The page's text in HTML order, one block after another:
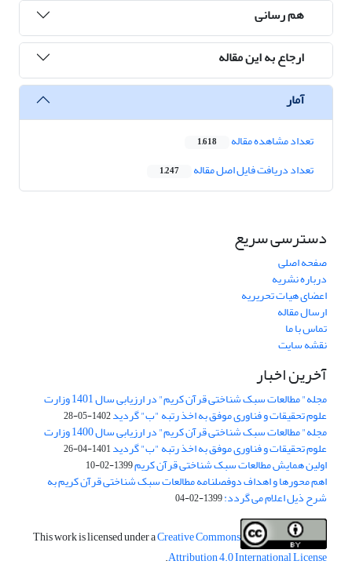
هم رسانی
ارجاع به این مقاله
آمار
تعداد مشاهده مقاله 1,618
تعداد دریافت فایل اصل مقاله 1,247
دسترسی سریع
صفحه اصلی
درباره نشریه
اعضای هیات تحریریه
ارسال مقاله
تماس با ما
نقشه سایت
آخرین اخبار
مجله" مطالعات سبک شناختی قرآن کریم" در ارزیابی سال 1401 وزارت
علوم تحقیقات و فناوری موفق به اخذ رتبه "ب" گردید1402-05-28
مجله" مطالعات سبک شناختی قرآن کریم" در ارزیابی سال 1400 وزارت
علوم تحقیقات و فناوری موفق به اخذ رتبه "ب" گردید1401-04-26
اولین همایش مطالعات سبک شناختی قرآن کریم1399-02-10
اهم محورها و اهداف دوفصلنامه مطالعات سبک شناختی قرآن کریم به
شرح ذیل اعلام می گردد:1399-02-04
This work is licensed under aCreative Commons
Attribution 4.0 International License
.